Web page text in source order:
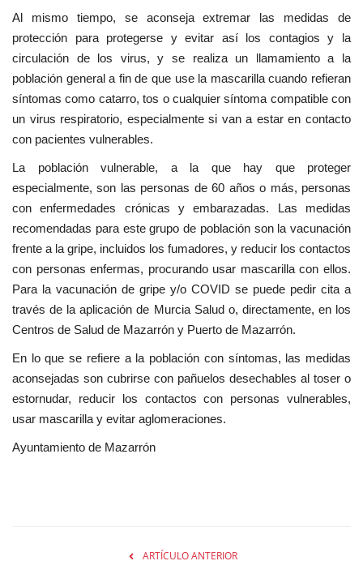
Al mismo tiempo, se aconseja extremar las medidas de
protección para protegerse y evitar así los contagios y la
circulación de los virus, y se realiza un llamamiento a la
población general a fin de que use la mascarilla cuando refieran
síntomas como catarro, tos o cualquier síntoma compatible con
un virus respiratorio, especialmente si van a estar en contacto
con pacientes vulnerables.
La población vulnerable, a la que hay que proteger
especialmente, son las personas de 60 años o más, personas
con enfermedades crónicas y embarazadas. Las medidas
recomendadas para este grupo de población son la vacunación
frente a la gripe, incluidos los fumadores, y reducir los contactos
con personas enfermas, procurando usar mascarilla con ellos.
Para la vacunación de gripe y/o COVID se puede pedir cita a
través de la aplicación de Murcia Salud o, directamente, en los
Centros de Salud de Mazarrón y Puerto de Mazarrón.
En lo que se refiere a la población con síntomas, las medidas
aconsejadas son cubrirse con pañuelos desechables al toser o
estornudar, reducir los contactos con personas vulnerables,
usar mascarilla y evitar aglomeraciones.
Ayuntamiento de Mazarrón
ARTÍCULO ANTERIOR